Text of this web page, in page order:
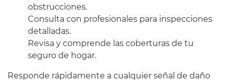
obstrucciones.
Consulta con profesionales para inspecciones
detalladas.
Revisa y comprende las coberturas de tu
seguro de hogar.
Responde rápidamente a cualquier señal de daño